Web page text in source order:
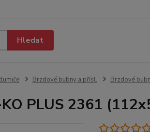
Hledat
Brzdové bubny a přísl. Brzdové
PLUS 2361